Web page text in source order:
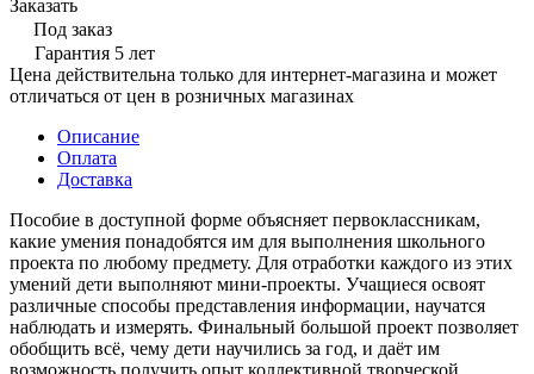
Заказать
Под заказ
Гарантия 5 лет
Цена действительна только для интернет-магазина и может
отличаться от цен в розничных магазинах
Описание
Оплата
Доставка
Пособие в доступной форме объясняет первоклассникам,
какие умения понадобятся им для выполнения школьного
проекта по любому предмету. Для отработки каждого из этих
умений дети выполняют мини-проекты. Учащиеся освоят
различные способы представления информации, научатся
наблюдать и измерять. Финальный большой проект позволяет
обобщить всё, чему дети научились за год, и даёт им
возможность получить опыт коллективной творческой